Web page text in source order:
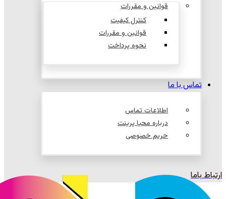
قوانین و مقررات
کنترل کیفیت
قوانین و مقررات
نحوه پرداخت
تماس با ما
اطلاعات تماس
درباره محیا پرینت
حریم خصوصی
ارتباط باما